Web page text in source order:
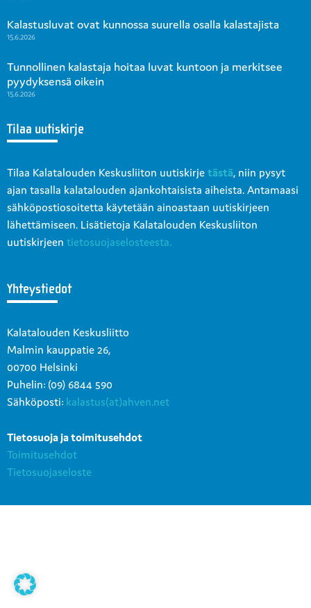
Kalastusluvat ovat kunnossa suurella osalla kalastajista
15.6.2026
Tunnollinen kalastaja hoitaa luvat kuntoon ja merkitsee
pyydyksensä oikein
15.6.2026
Tilaa uutiskirje
Tilaa Kalatalouden Keskusliiton uutiskirje tästä, niin pysyt
ajan tasalla kalatalouden ajankohtaisista aiheista. Antamaasi
sähköpostiosoitetta käytetään ainoastaan uutiskirjeen
lähettämiseen. Lisätietoja Kalatalouden Keskusliiton
uutiskirjeen tietosuojaselosteesta.
Yhteystiedot
Kalatalouden Keskusliitto
Malmin kauppatie 26,
00700 Helsinki
Puhelin: (09) 6844 590
Sähköposti: kalastus(at)ahven.net
Tietosuoja ja toimitusehdot
Toimitusehdot
Tietosuojaseloste